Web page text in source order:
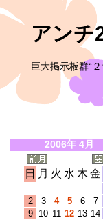
アンチ
巨大掲示板群“
2006年 4月
日 月 火 水 木 金
2
3 4 5 6 7
9
10 11 12 13 14